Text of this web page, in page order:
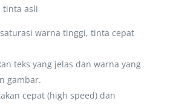
tinta asli
warna tinggi, tinta cepat
teks yang jelas dan warna yang
gambar.
cepat (high speed) dan